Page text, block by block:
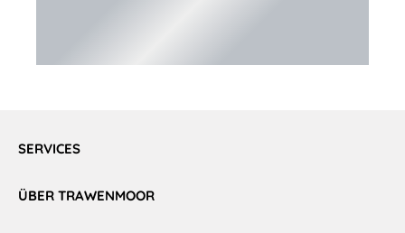
SERVICES
ÜBER TRAWENMOOR